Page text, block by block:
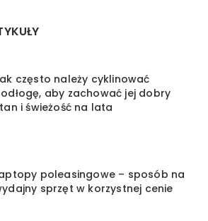
często należy cyklinować
aby zachować jej dobry
i świeżość na lata
poleasingowe – sposób na
sprzęt w korzystnej cenie